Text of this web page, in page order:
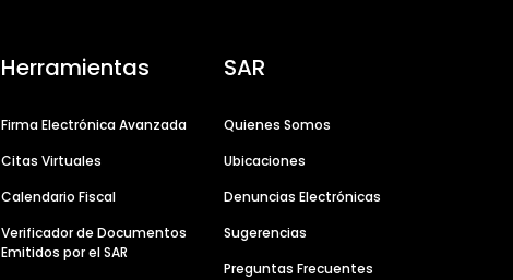
Herramientas
Firma Electrónica Avanzada
Citas Virtuales
Calendario Fiscal
Verificador de Documentos
Emitidos por el SAR
SAR
Quienes Somos
Ubicaciones
Denuncias Electrónicas
Sugerencias
Preguntas Frecuentes